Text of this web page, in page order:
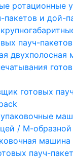
ротационные
пакетов и дой-
пауч-
двухполосная
готовых
/ М-
машина
пауч-